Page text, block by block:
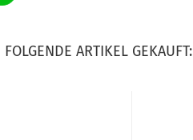
ARTIKEL GEKAUFT: